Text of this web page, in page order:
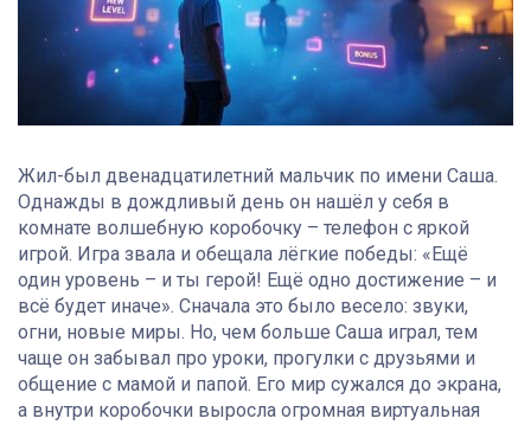
Жил-был двенадцатилетний мальчик по имени Саша.
Однажды в дождливый день он нашёл у себя в
комнате волшебную коробочку – телефон с яркой
игрой. Игра звала и обещала лёгкие победы: «Ещё
один уровень – и ты герой! Ещё одно достижение – и
всё будет иначе». Сначала это было весело: звуки,
огни, новые миры. Но, чем больше Саша играл, тем
чаще он забывал про уроки, прогулки с друзьями и
общение с мамой и папой. Его мир сужался до экрана,
а внутри коробочки выросла огромная виртуальная